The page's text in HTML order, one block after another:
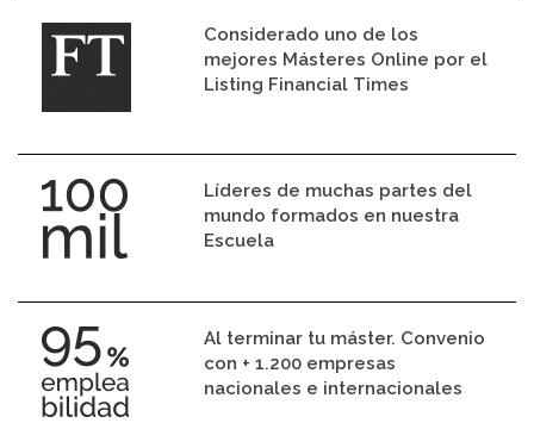
Considerado uno de los
mejores Másteres Online por el
Listing Financial Times
Líderes de muchas partes del
mundo formados en nuestra
Escuela
Al terminar tu máster. Convenio
con + 1.200 empresas
nacionales e internacionales